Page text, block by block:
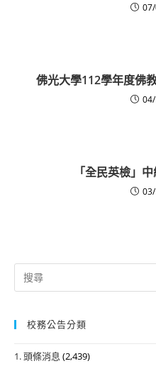
佛光大學112學年度佛
「全民英檢」
Search
for:
校務公告分類
1. 頭條消息 (2,439)